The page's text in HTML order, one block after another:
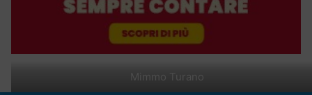
Mimmo Turano